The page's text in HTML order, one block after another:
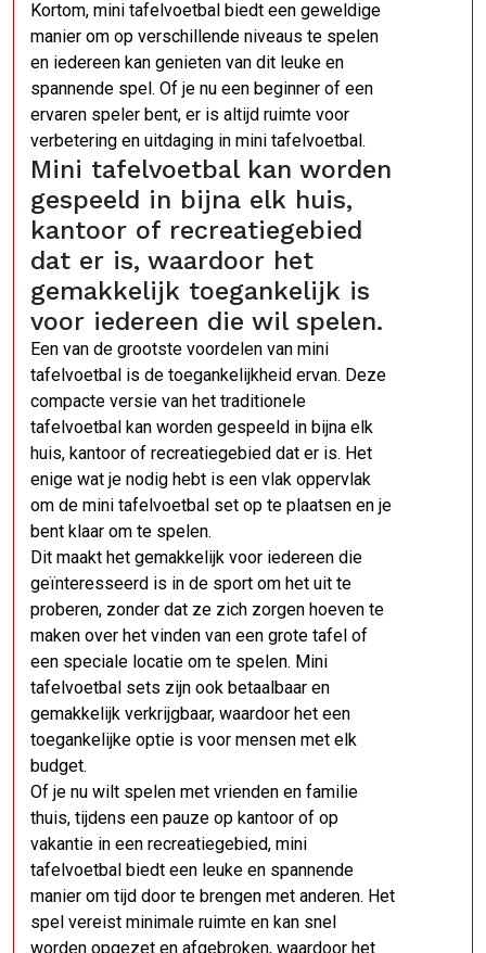
Kortom, mini tafelvoetbal biedt een geweldige
manier om op verschillende niveaus te spelen
en iedereen kan genieten van dit leuke en
spannende spel. Of je nu een beginner of een
ervaren speler bent, er is altijd ruimte voor
verbetering en uitdaging in mini tafelvoetbal.
Mini tafelvoetbal kan worden
gespeeld in bijna elk huis,
kantoor of recreatiegebied
dat er is, waardoor het
gemakkelijk toegankelijk is
voor iedereen die wil spelen.
Een van de grootste voordelen van mini
tafelvoetbal is de toegankelijkheid ervan. Deze
compacte versie van het traditionele
tafelvoetbal kan worden gespeeld in bijna elk
huis, kantoor of recreatiegebied dat er is. Het
enige wat je nodig hebt is een vlak oppervlak
om de mini tafelvoetbal set op te plaatsen en je
bent klaar om te spelen.
Dit maakt het gemakkelijk voor iedereen die
geïnteresseerd is in de sport om het uit te
proberen, zonder dat ze zich zorgen hoeven te
maken over het vinden van een grote tafel of
een speciale locatie om te spelen. Mini
tafelvoetbal sets zijn ook betaalbaar en
gemakkelijk verkrijgbaar, waardoor het een
toegankelijke optie is voor mensen met elk
budget.
Of je nu wilt spelen met vrienden en familie
thuis, tijdens een pauze op kantoor of op
vakantie in een recreatiegebied, mini
tafelvoetbal biedt een leuke en spannende
manier om tijd door te brengen met anderen. Het
spel vereist minimale ruimte en kan snel
worden opgezet en afgebroken, waardoor het